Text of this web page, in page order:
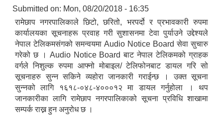
Submitted on: Mon, 08/20/2018 - 16:35
रामेछाप नगरपालिकाले छिटो, छरितो, भरपर्दो र प्रभावकारी रुपमा
कार्यालयका सूचनाहरू प्रवाह गरी सुशासनमा टेवा पुर्याउने उद्देश्यले
नेपाल टेलिकमसंगको समन्वयमा Audio Notice Board सेवा सुचारु
गरेको छ । Audio Notice Board बाट नेपाल टेलिकमको ग्राहक
वर्गले निशुल्क रुपमा आफ्नो मोबाइल/ टेलिफोनबाट डायल गरि सो
सूचनाहरु सुन्न सकिने व्यहोरा जानकारी गराईन्छ । उक्त सूचना
सुन्नको लागि १६१८-०४८-४०००१२ मा डायल गर्नुहोला । थप
जानकारीका लागि रामेछाप नगरपालिकाको सूचना प्रविधि शाखामा
सम्पर्क राख्न हुन अनुरोध छ ।